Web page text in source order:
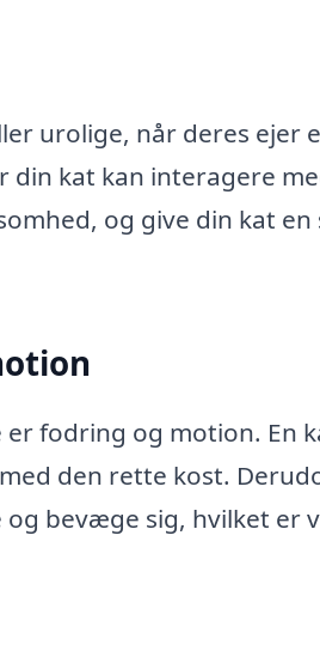
urolige, når deres ejer
din kat kan interagere
og give din kat
fodring og motion. En
den rette kost.
bevæge sig, hvilket er